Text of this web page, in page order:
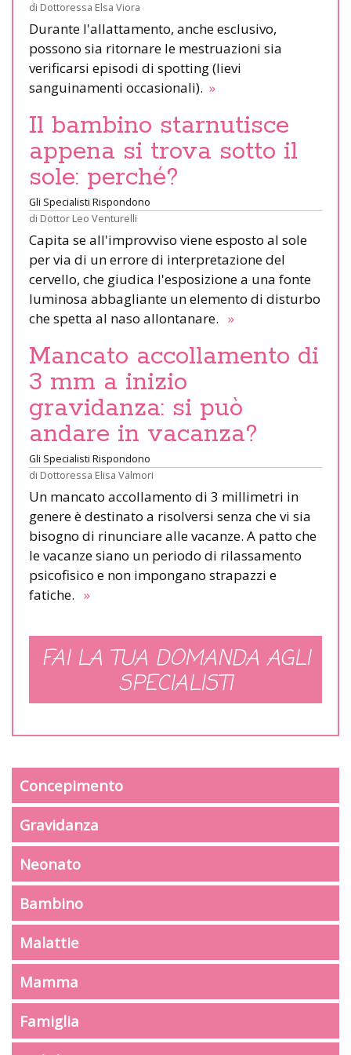
di Dottoressa Elsa Viora
Durante l'allattamento, anche esclusivo,
possono sia ritornare le mestruazioni sia
verificarsi episodi di spotting (lievi
sanguinamenti occasionali). »
Il bambino starnutisce
appena si trova sotto il
sole: perché?
Gli Specialisti Rispondono
di Dottor Leo Venturelli
Capita se all'improvviso viene esposto al sole
per via di un errore di interpretazione del
cervello, che giudica l'esposizione a una fonte
luminosa abbagliante un elemento di disturbo
che spetta al naso allontanare. »
Mancato accollamento di
3 mm a inizio
gravidanza: si può
andare in vacanza?
Gli Specialisti Rispondono
di Dottoressa Elisa Valmori
Un mancato accollamento di 3 millimetri in
genere è destinato a risolversi senza che vi sia
bisogno di rinunciare alle vacanze. A patto che
le vacanze siano un periodo di rilassamento
psicofisico e non impongano strapazzi e
fatiche. »
FAI LA TUA DOMANDA AGLI
SPECIALISTI
Concepimento
Gravidanza
Neonato
Bambino
Malattie
Mamma
Famiglia